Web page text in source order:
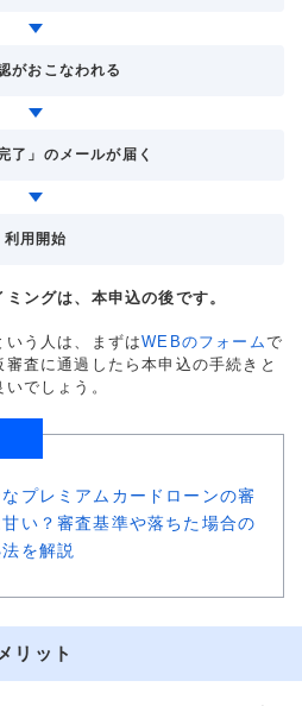
がおこなわれる
了」のメールが届く
利用開始
ングは、本申込の後です。
いう人は、まずはWEBのフォームで
査に通過したら本申込の手続きと
でしょう。
なプレミアムカードローンの審
い？審査基準や落ちた場合の
を解説
リット